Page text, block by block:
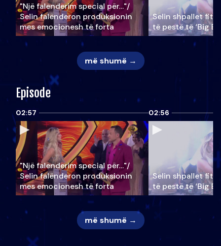
"Një falenderim special për…"/
Selin falënderon produksionin
mes emocionesh të forta
Selin shpallet
të pestë të ‘Big
më shumë →
Episode
02:57
"Një falenderim special për…"/
Selin falënderon produksionin
mes emocionesh të forta
02:56
Selin shpallet
të pestë të ‘Big
më shumë →